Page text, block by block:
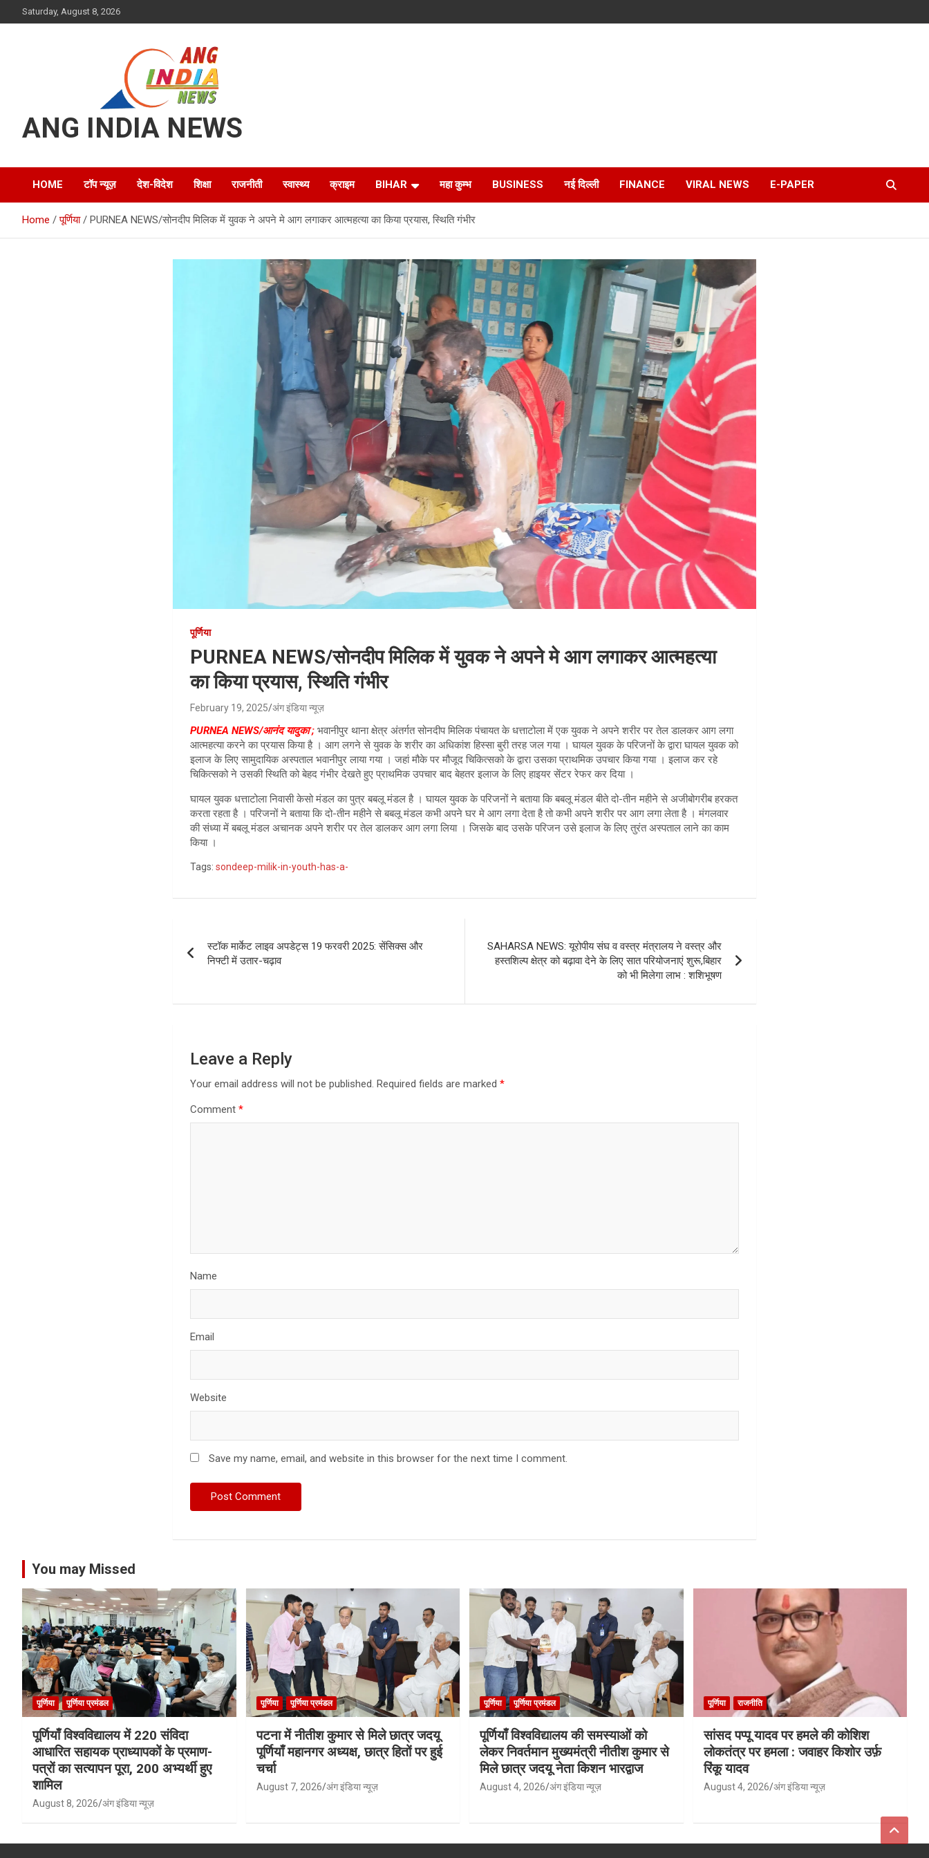
to
Saturday, August 8, 2026
ANG INDIA NEWS
HOME टॉप न्यूज़ देश-विदेश शिक्षा राजनीती स्वास्थ्य क्राइम BIHAR महा कुम्भ BUSINESS नई दिल्ली FINANCE VIRAL NEWS E-PAPER
Home पूर्णिया PURNEA NEWS/सोनदीप मिलिक में युवक ने अपने मे आग लगाकर आत्महत्या का किया प्रयास, स्थिति गंभीर
पूर्णिया
PURNEA NEWS/सोनदीप मिलिक में युवक ने अपने मे आग लगाकर आत्महत्या
का किया प्रयास, स्थिति गंभीर
February 19, 2025 अंग इंडिया न्यूज़
PURNEA NEWS/आनंद यादुका ; भवानीपुर थाना क्षेत्र अंतर्गत सोनदीप मिलिक पंचायत के धत्ताटोला में एक युवक ने अपने शरीर पर तेल डालकर आग लगा
आत्महत्या करने का प्रयास किया है । आग लगने से युवक के शरीर का अधिकांश हिस्सा बुरी तरह जल गया । घायल युवक के परिजनों के द्वारा घायल युवक को
इलाज के लिए सामुदायिक अस्पताल भवानीपुर लाया गया । जहां मौके पर मौजूद चिकित्सको के द्वारा उसका प्राथमिक उपचार किया गया । इलाज कर रहे
चिकित्सको ने उसकी स्थिति को बेहद गंभीर देखते हुए प्राथमिक उपचार बाद बेहतर इलाज के लिए हाइयर सेंटर रेफर कर दिया ।
घायल युवक धत्ताटोला निवासी केसो मंडल का पुत्र बबलू मंडल है । घायल युवक के परिजनों ने बताया कि बबलू मंडल बीते दो-तीन महीने से अजीबोगरीब हरकत
करता रहता है । परिजनों ने बताया कि दो-तीन महीने से बबलू मंडल कभी अपने घर मे आग लगा देता है तो कभी अपने शरीर पर आग लगा लेता है । मंगलवार
की संध्या में बबलू मंडल अचानक अपने शरीर पर तेल डालकर आग लगा लिया । जिसके बाद उसके परिजन उसे इलाज के लिए तुरंत अस्पताल लाने का काम
किया ।
Tags: sondeep-milik-in-youth-has-a-
navigation
स्टॉक मार्केट लाइव अपडेट्स 19 फरवरी 2025: सेंसिक्स और
निफ्टी में उतार-चढ़ाव
SAHARSA NEWS: यूरोपीय संघ व वस्त्र मंत्रालय ने वस्त्र और
हस्तशिल्प क्षेत्र को बढ़ावा देने के लिए सात परियोजनाएं शुरू,बिहार
को भी मिलेगा लाभ : शशिभूषण
Leave a Reply
Your email address will not be published. Required fields are marked*
Comment*
Name
Email
Website
Save my name, email, and website in this browser for the next time I comment.
You may Missed
पूर्णिया पूर्णिया प्रमंडल
पूर्णियाँ विश्वविद्यालय में 220 संविदा
आधारित सहायक प्राध्यापकों के प्रमाण-
पत्रों का सत्यापन पूरा, 200 अभ्यर्थी हुए
शामिल
August 8, 2026 अंग इंडिया न्यूज़
पूर्णिया पूर्णिया प्रमंडल
पटना में नीतीश कुमार से मिले छात्र जदयू
पूर्णियाँ महानगर अध्यक्ष, छात्र हितों पर हुई
चर्चा
August 7, 2026 अंग इंडिया न्यूज़
पूर्णिया पूर्णिया प्रमंडल
पूर्णियाँ विश्वविद्यालय की समस्याओं को
लेकर निवर्तमान मुख्यमंत्री नीतीश कुमार से
मिले छात्र जदयू नेता किशन भारद्वाज
August 4, 2026 अंग इंडिया न्यूज़
पूर्णिया राजनीति
सांसद पप्पू यादव पर हमले की कोशिश
लोकतंत्र पर हमला : जवाहर किशोर उर्फ़
रिंकू यादव
August 4, 2026 अंग इंडिया न्यूज़